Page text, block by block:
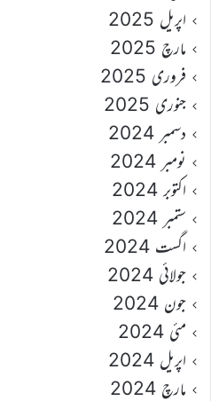
اپریل 2025
مارچ 2025
فروری 2025
جنوری 2025
دسمبر 2024
نومبر 2024
اکتوبر 2024
ستمبر 2024
اگست 2024
جولائی 2024
جون 2024
مئی 2024
اپریل 2024
مارچ 2024